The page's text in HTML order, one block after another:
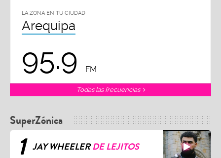
LA ZONA EN TU CIUDAD
Arequipa
95.9 FM
Todas las frecuencias
SuperZónica
1 JAY WHEELERDE LEJITOS